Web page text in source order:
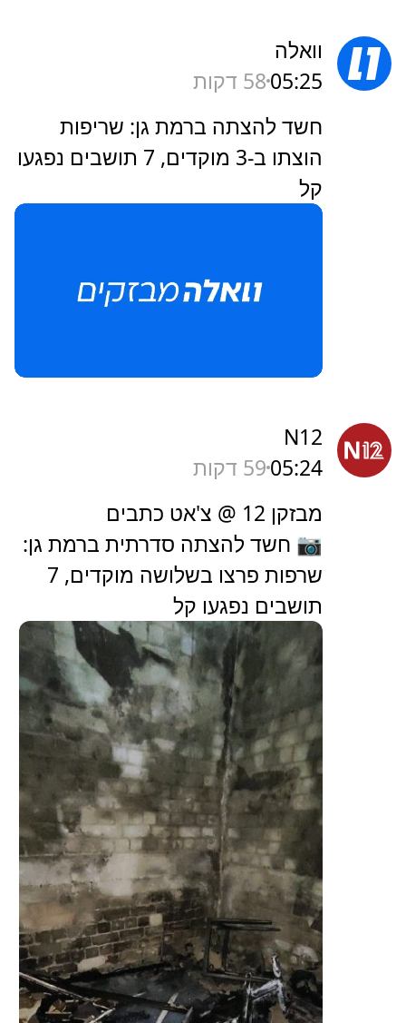
וואלה
05:2558 דקות
חשד להצתה ברמת גן: שריפות
הוצתו ב-3 מוקדים, 7 תושבים נפגעו
קל
N12
05:2459 דקות
מבזקן 12 @ צ'אט כתבים
📷 חשד להצתה סדרתית ברמת גן:
שרפות פרצו בשלושה מוקדים, 7
תושבים נפגעו קל